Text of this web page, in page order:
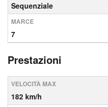
Sequenziale
MARCE
7
Prestazioni
VELOCITÀ MAX
182 km/h